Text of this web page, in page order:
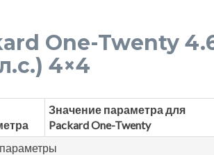
One-Twenty
4×4
Значение параметра для
Packard One-Twenty